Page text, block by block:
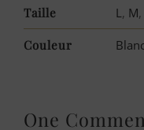
Taille L , M,
Couleur
One